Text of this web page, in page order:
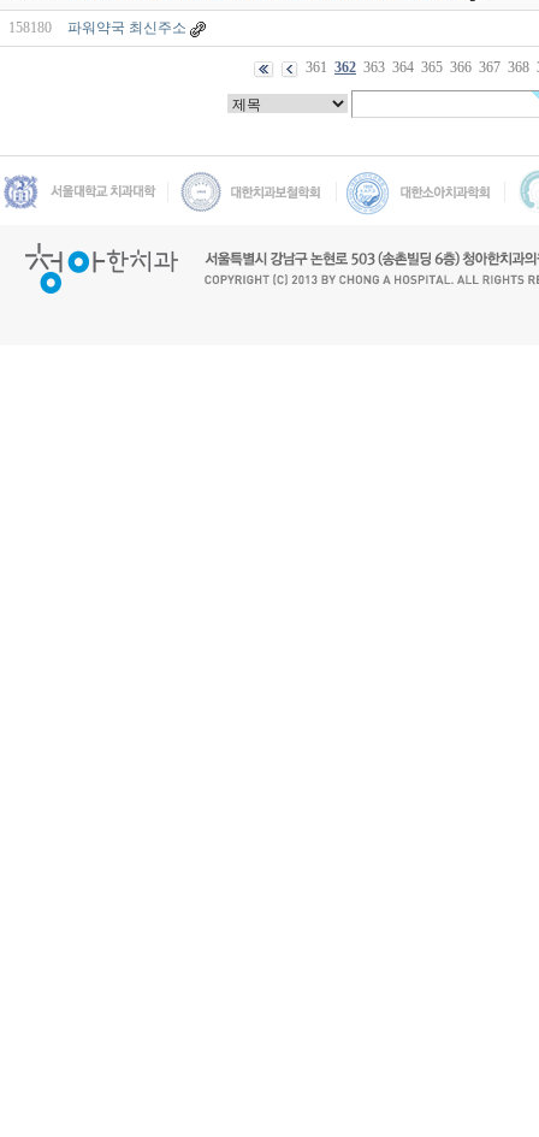
158180 파워약국 최신주소
361 362 363 364 365 366 367 368